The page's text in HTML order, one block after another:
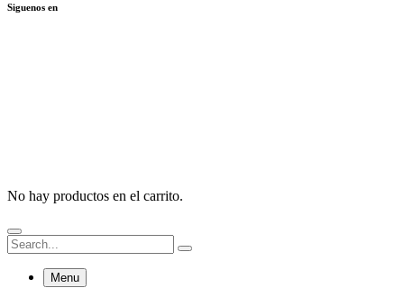
Siguenos en
No hay productos en el carrito.
Menu